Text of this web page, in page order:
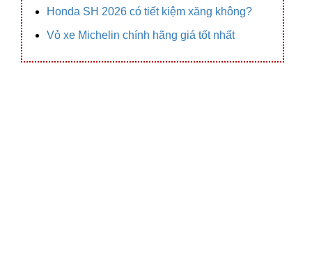
Honda SH 2026 có tiết kiệm xăng không?
Vỏ xe Michelin chính hãng giá tốt nhất